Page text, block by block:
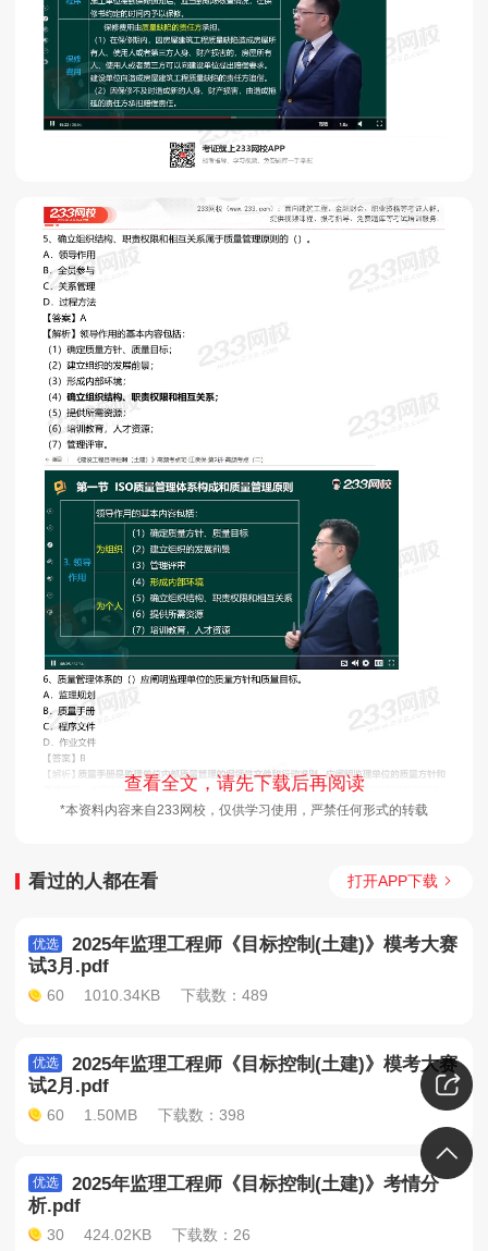
查看全文，请先下载后再阅读
*本资料内容来自233网校，仅供学习使用，严禁任何形式的转载
看过的人都在看 打开APP下载
优选
2025年监理工程师《目标控制(土建)》模考大赛
试3月.pdf
60 1010.34KB 下载数：489
优选
2025年监理工程师《目标控制(土建)》模考大赛
试2月.pdf
60 1.50MB 下载数：398
优选
2025年监理工程师《目标控制(土建)》考情分
析.pdf
30 424.02KB 下载数：26